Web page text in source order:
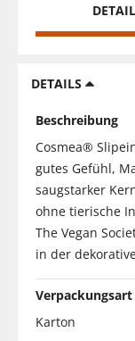
DETAILS
Beschreibung
Cosmea®
gutes Gefühl,
saugstarker
ohne tierische
The Vegan
in der
Verpackungsart
Karton